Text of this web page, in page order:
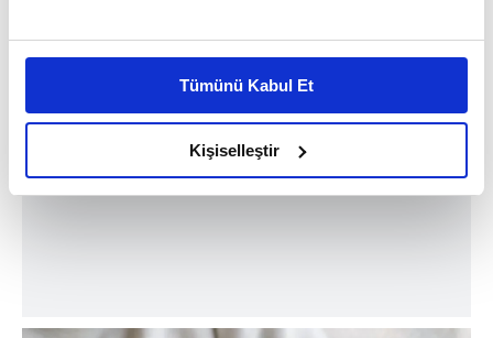
Bu çerezlere izin vermeniz halinde sizlere özel
daha iyi reklam deneyimi yaşatabiliriz. Bunu yaparken
amacımızın size daha iyi bir reklam deneyimi sunmak
olduğunu ve sizlere en iyi içerikleri sunabilmek adına
elimizden gelen çabayı gösterdiğimizi ve bu noktada,
reklamların maliyetlerimizi karşılamak noktasında tek gelir
gösterilmeyecektir."
Tümünü Kabul Et
Kişiselleştir